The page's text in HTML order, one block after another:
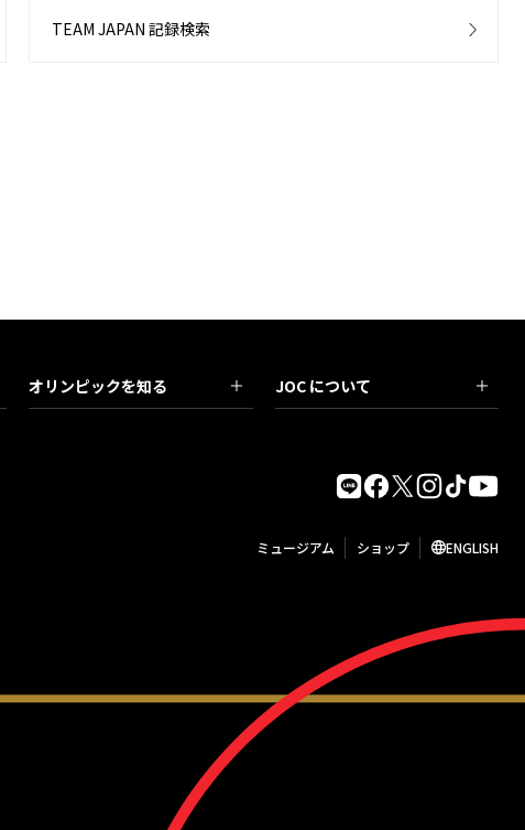
TEAM JAPAN 記録検索
オリンピックを知る JOC について
ミュージアム ショップ ENGLISH